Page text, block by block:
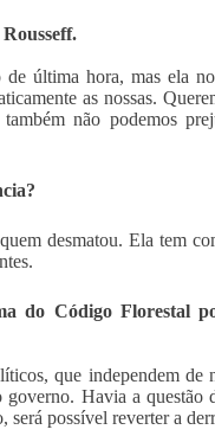
última hora, mas ela
as nossas.
não podemos
desmatou. Ela tem
do Código Florestal
que independem de
Havia a
possível reverter a